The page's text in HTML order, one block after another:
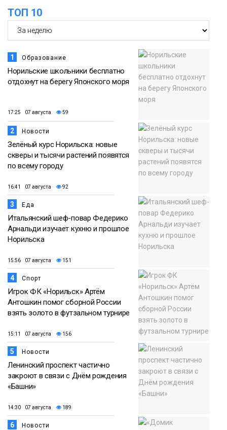
ТОП 10
1 Образование
Норильские школьники бесплатно
отдохнут на берегу Японского моря
17:25 07 августа 59
2 Новости
Зелёный курс Норильска: новые
скверы и тысячи растений появятся
по всему городу
16:41 07 августа 92
3 Еда
Итальянский шеф-повар Федерико
Арнальди изучает кухню и прошлое
Норильска
15:56 07 августа 151
4 Спорт
Игрок ФК «Норильск» Артём
Антошкин помог сборной России
взять золото в футзальном турнире
15:11 07 августа 156
5 Новости
Ленинский проспект частично
закроют в связи с Днём рождения
«Башни»
14:30 07 августа 189
6 Новости